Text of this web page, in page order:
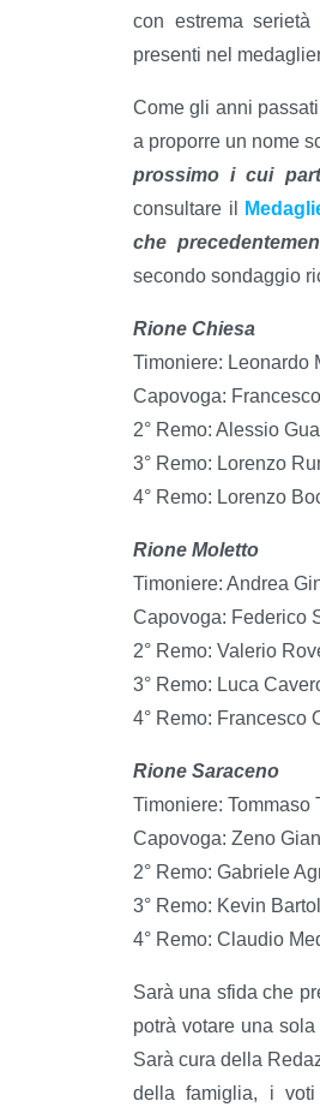
con estrema
presenti nel
Come gli anni
a proporre un nome
prossimo i cui
consultare il
che
secondo sondaggio
Rione Chiesa
Timoniere: Leonardo
Capovoga:
2° Remo: Alessio
3° Remo: Lorenzo
4° Remo: Lorenzo
Rione Moletto
Timoniere: Andrea
Capovoga: Federico
2° Remo: Valerio
3° Remo: Luca
4° Remo: Francesco
Rione Saraceno
Timoniere: Tommaso
Capovoga: Zeno
2° Remo: Gabriele
3° Remo: Kevin
4° Remo: Claudio
Sarà una sfida che
potrà votare una
Sarà cura della
della famiglia, i